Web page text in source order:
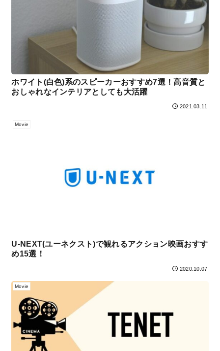
ホワイト(白色)系のスピーカーおすすめ7選！高音質と
おしゃれなインテリアとしても大活躍
2021.03.11
Movie
U-NEXT(ユーネクスト)で観れるアクション映画おすす
め15選！
2020.10.07
Movie